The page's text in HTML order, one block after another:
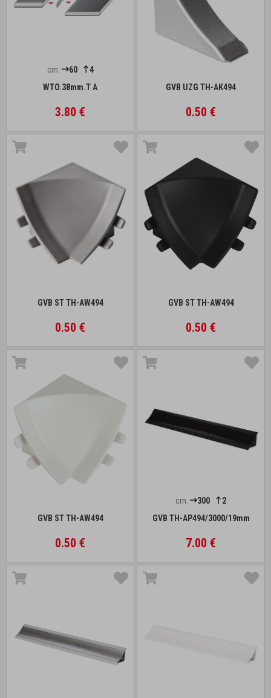
cm: 60
4
WTO.38mm.T A
3.80 €
GVB UZG TH-AK494
0.50 €
GVB ST TH-AW494
0.50 €
GVB ST TH-AW494
0.50 €
GVB ST TH-AW494
0.50 €
cm: 300
2
GVB TH-AP494/3000/19mm
7.00 €